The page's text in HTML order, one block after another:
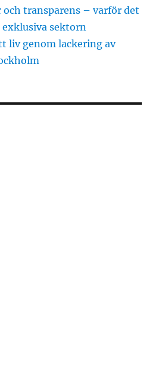
transparens – varför det
sektorn
liv genom lackering av